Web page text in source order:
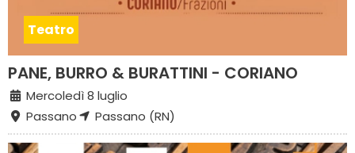
Teatro
PANE, BURRO & BURATTINI - CORIANO
Mercoledì 8 luglio
Passano
Passano (RN)